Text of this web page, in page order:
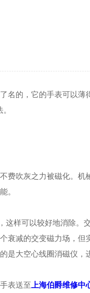
的，它的手表可以薄
吹灰之力被磁化。机
。
样可以较好地消除。
衰减的交变磁力场，但
是大空心线圈消磁仪，
表送至 上海伯爵维修中